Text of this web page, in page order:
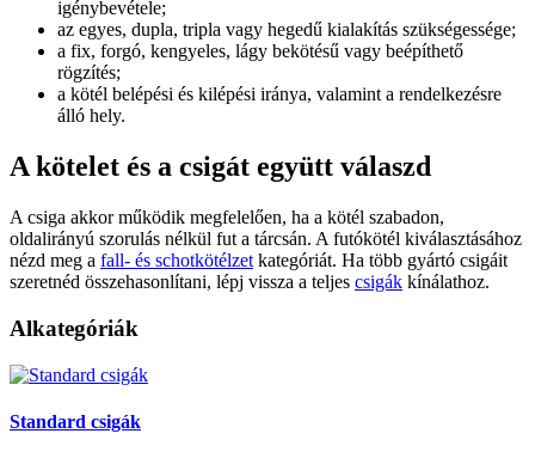
igénybevétele;
az egyes, dupla, tripla vagy hegedű kialakítás szükségessége;
a fix, forgó, kengyeles, lágy bekötésű vagy beépíthető
rögzítés;
a kötél belépési és kilépési iránya, valamint a rendelkezésre
álló hely.
A kötelet és a csigát együtt válaszd
A csiga akkor működik megfelelően, ha a kötél szabadon,
oldalirányú szorulás nélkül fut a tárcsán. A futókötél kiválasztásához
nézd meg a fall- és schotkötélzet kategóriát. Ha több gyártó csigáit
szeretnéd összehasonlítani, lépj vissza a teljes csigák kínálathoz.
Alkategóriák
Standard csigák